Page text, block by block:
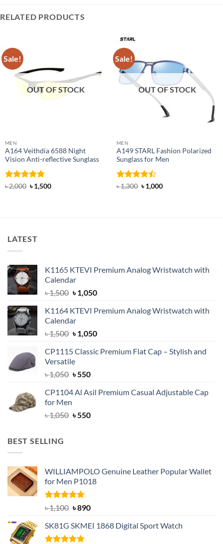
RELATED PRODUCTS
Sale!
OUT OF STOCK
MEN
A164 Veithdia 6588 Night
Vision Anti-reflective Sunglass
Rated 4.83
৳2,000 Original
price
৳1,500Current
Sale!
OUT OF STOCK
MEN
A149 STARL Fashion Polarized
Sunglass for Men
Rated
৳1,300 Original
price
৳1,000Current
LATEST
K1165 KTEVI Premium Analog Wristwatch with
Calendar
৳1,500 Original
was:
৳ 1,500.
৳1,050Current
is:
K1164 KTEVI Premium Analog Wristwatch with
Calendar
৳1,500 Original
was:
৳ 1,500.
৳1,050Current
is:
CP1115 Classic Premium Flat Cap – Stylish and
Versatile
৳1,050 Original
was:
৳550Current
is:
CP1104 Al Asil Premium Casual Adjustable Cap
for Men
৳1,050 Original
৳550Current
BEST SELLING
WILLIAMPOLO Genuine Leather Popular Wallet
for Men P1018
Rated5.00
out of 5
৳1,100 Original
was:
৳ 1,100.
৳890Current
is:
SK81G SKMEI 1868 Digital Sport Watch